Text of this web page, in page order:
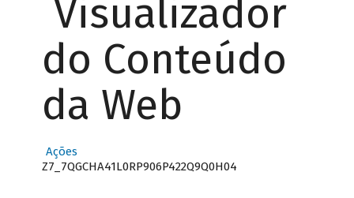
Visualizador
do Conteúdo
da Web
Ações
Z7_7QGCHA41L0RP906P422Q9Q0H04